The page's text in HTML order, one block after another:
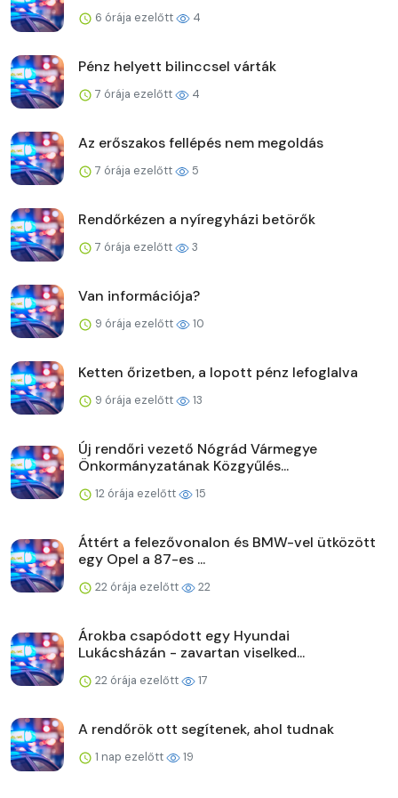
6 órája ezelőtt 4
Pénz helyett bilinccsel várták
7 órája ezelőtt 4
Az erőszakos fellépés nem megoldás
7 órája ezelőtt 5
Rendőrkézen a nyíregyházi betörők
7 órája ezelőtt 3
Van információja?
9 órája ezelőtt 10
Ketten őrizetben, a lopott pénz lefoglalva
9 órája ezelőtt 13
Új rendőri vezető Nógrád Vármegye
Önkormányzatának Közgyűlés...
12 órája ezelőtt 15
Áttért a felezővonalon és BMW-vel ütközött
egy Opel a 87-es ...
22 órája ezelőtt 22
Árokba csapódott egy Hyundai
Lukácsházán - zavartan viselked...
22 órája ezelőtt 17
A rendőrök ott segítenek, ahol tudnak
1 nap ezelőtt 19